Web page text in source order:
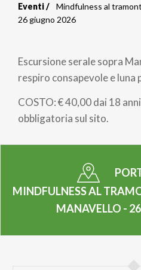
Briciole
pane
Eventi
Mindfulness al
26 giugno 2026
Escursione serale sopra
respiro consapevole e luna
COSTO: € 40,00 dai 18
obbligatoria sul sito.
MINDFULNESS AL
MANAVELLO -